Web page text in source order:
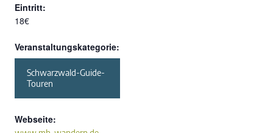
Eintritt:
18€
Veranstaltungskategorie:
Schwarzwald-Guide-
Touren
Webseite: